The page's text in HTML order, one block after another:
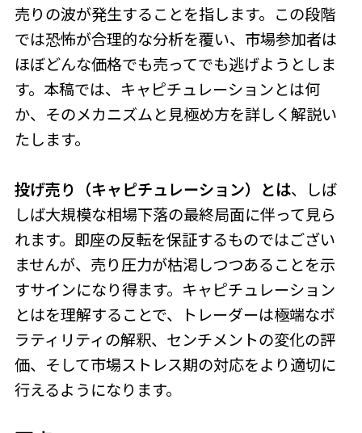
売りの波が発生することを指します。この段階
では恐怖が合理的な分析を覆い、市場参加者は
ほぼどんな価格でも売ってでも逃げようとしま
す。本稿では、キャピチュレーションとは何
か、そのメカニズムと見極め方を詳しく解説い
たします。
投げ売り（キャピチュレーション）とは、しば
しば大規模な相場下落の最終局面に伴って見ら
れます。即座の反転を保証するものではござい
ませんが、売り圧力が枯渇しつつあることを示
すサインになり得ます。キャピチュレーション
とはを理解することで、トレーダーは極端なボ
ラティリティの解釈、センチメントの変化の評
価、そして市場ストレス期の対応をより適切に
行えるようになります。